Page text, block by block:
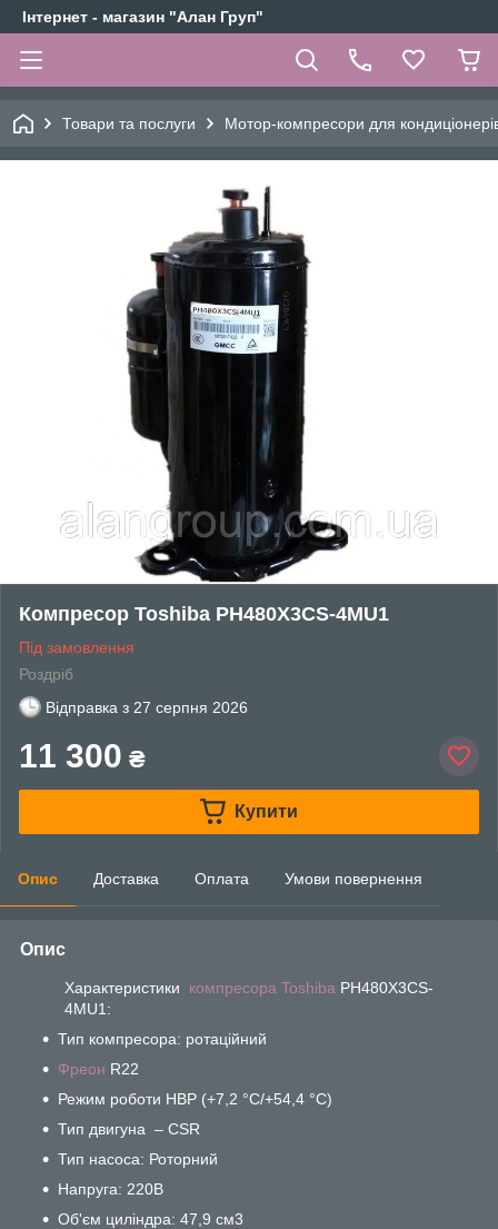
Інтернет - магазин "Алан Груп"
Товари та послуги Мотор-компресори для
Компресор Toshiba PH480X3CS-4MU1
Під замовлення
Роздріб
Відправка з 27 серпня 2026
11 300 ₴
Купити
Опис Доставка Оплата Умови повернення
Опис
Характеристики компресора Toshiba PH480X3CS-
4MU1:
Тип компресора: ротаційний
Фреон R22
Режим роботи HBP (+7,2 °C/+54,4 °C)
Тип двигуна – CSR
Тип насоса: Роторний
Напруга: 220В
Об'єм циліндра: 47,9 см3